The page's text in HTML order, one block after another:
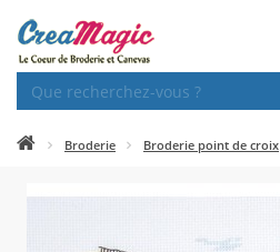
Broderie Broderie point de croix